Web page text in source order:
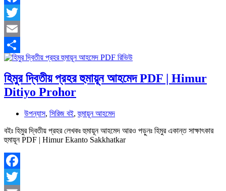
Facebook
Twitter
Email
Share
হিমুর দ্বিতীয় প্রহর হুমায়ূন আহমেদ PDF | Himur
Ditiyo Prohor
উপন্যাস, সিরিজ বই,হুমায়ূন আহমেদ
বইঃ হিমুর দ্বিতীয় প্রহর লেখকঃ হুমায়ূন আহমেদ আরও পড়ুনঃ হিমুর একান্ত সাক্ষাৎকার
হুমায়ূন PDF | Himur Ekanto Sakkhatkar
Facebook